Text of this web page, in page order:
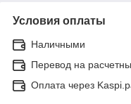
Условия оплаты
Наличными
Перевод на
Оплата через